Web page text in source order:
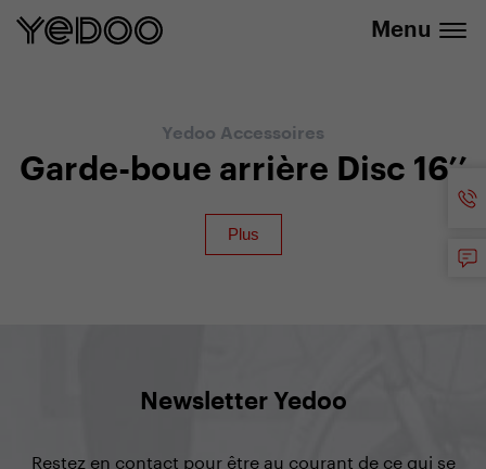
Menu
Yedoo Accessoires
Garde-boue arrière Disc 16’’
Newsletter Yedoo
Restez en contact pour être au courant de ce qui se